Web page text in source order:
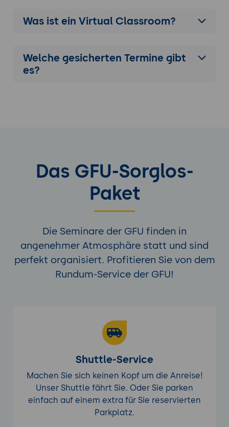
Was ist ein Virtual Classroom?
Welche gesicherten Termine gibt
es?
Das GFU-Sorglos-
Paket
Die Seminare der GFU finden in
angenehmer Atmosphäre statt und sind
perfekt organisiert. Profitieren Sie von dem
Rundum-Service der GFU!
Shuttle-Service
Machen Sie sich keinen Kopf um die Anreise!
Unser Shuttle fährt Sie. Oder Sie parken
einfach auf einem extra für Sie reservierten
Parkplatz.